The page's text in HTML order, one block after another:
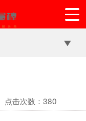
点击次数：380